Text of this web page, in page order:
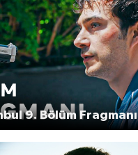
9. Bölüm Fragmanı